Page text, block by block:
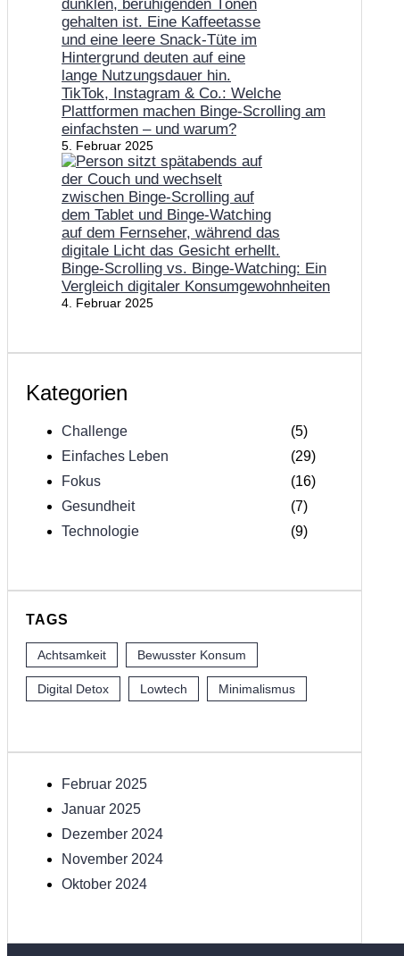
TikTok, Instagram & Co.: Welche
Plattformen machen Binge-Scrolling am
einfachsten – und warum?
5. Februar 2025
Binge-Scrolling vs. Binge-Watching: Ein
Vergleich digitaler Konsumgewohnheiten
4. Februar 2025
Kategorien
Challenge
(5)
Einfaches Leben
(29)
Fokus
(16)
Gesundheit
(7)
Technologie
(9)
TAGS
Achtsamkeit Bewusster Konsum
Digital Detox Lowtech Minimalismus
Februar 2025
Januar 2025
Dezember 2024
November 2024
Oktober 2024